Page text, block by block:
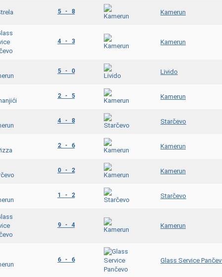
5 - 8 Kamerun
4 - 3 Kamerun
5 - 0 Livido
2 - 5 Kamerun
4 - 8 Starčevo
2 - 6 Kamerun
0 - 2 Kamerun
1 - 2 Starčevo
9 - 4 Kamerun
6 - 6 Glass Service